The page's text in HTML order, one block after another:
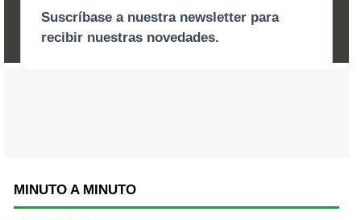
MINUTO A MINUTO